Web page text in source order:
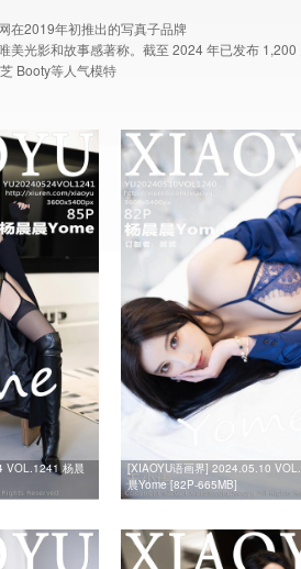
在2019年初推出的写真子品牌
光影和故事感著称。截至 2024 年已发布
Booty等人气模特
VOL.1241 杨晨
[XIAOYU语画界] 2024.05.10
晨Yome [82P-665MB]